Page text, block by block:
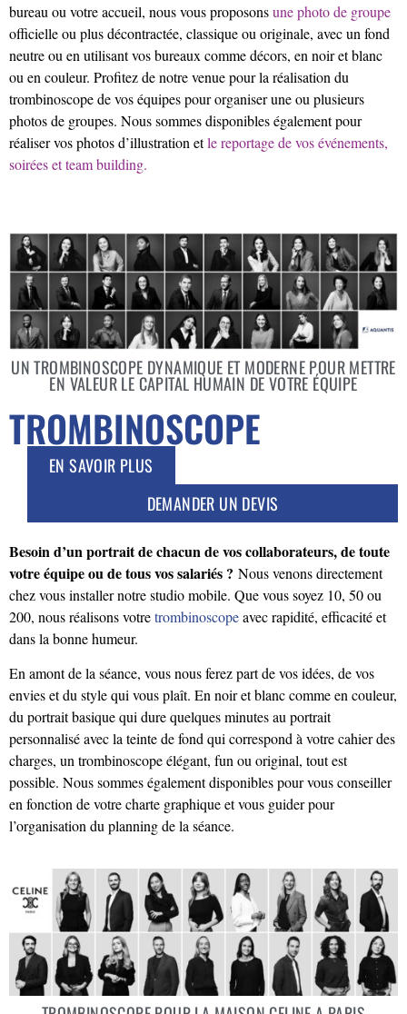
bureau ou votre accueil, nous vous proposonsune photo de groupe
officielle ou plus décontractée, classique ou originale, avec un fond
neutre ou en utilisant vos bureaux comme décors, en noir et blanc
ou en couleur. Profitez de notre venue pour la réalisation du
trombinoscope de vos équipes pour organiser une ou plusieurs
photos de groupes. Nous sommes disponibles également pour
réaliser vos photos d’illustration etle reportage de vos événements,
soirées et team building.
UN TROMBINOSCOPE DYNAMIQUE ET MODERNE POUR METTRE
EN VALEUR LE CAPITAL HUMAIN DE VOTRE ÉQUIPE
TROMBINOSCOPE
EN SAVOIR PLUS
DEMANDER UN DEVIS
Besoin d’un portrait de chacun de vos collaborateurs, de toute
votre équipe ou de tous vos salariés ? Nous venons directement
chez vous installer notre studio mobile. Que vous soyez 10, 50 ou
200, nous réalisons votretrombinoscopeavec rapidité, efficacité et
dans la bonne humeur.
En amont de la séance, vous nous ferez part de vos idées, de vos
envies et du style qui vous plaît. En noir et blanc comme en couleur,
du portrait basique qui dure quelques minutes au portrait
personnalisé avec la teinte de fond qui correspond à votre cahier des
charges, un trombinoscope élégant, fun ou original, tout est
possible. Nous sommes également disponibles pour vous conseiller
en fonction de votre charte graphique et vous guider pour
l’organisation du planning de la séance.